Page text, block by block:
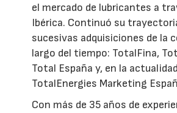
el mercado de lubricantes a
Ibérica. Continuó su
sucesivas adquisiciones de la
largo del tiempo: TotalFina,
Total España y, en la
TotalEnergies Marketing
Con más de 35 años de